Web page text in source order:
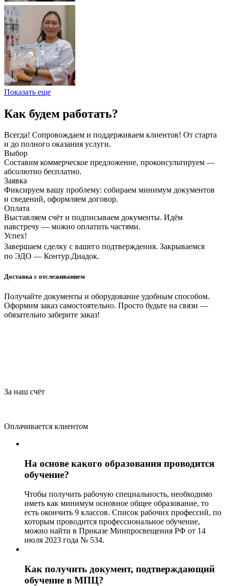
Показать еще
Как будем работать?
Всегда! Сопровождаем и поддерживаем клиентов! От старта
и до полного оказания услуги.
Выбор
Составим коммерческое предложение, проконсультируем —
абсолютно бесплатно.
Заявка
Фиксируем вашу проблему: собираем минимум документов
и сведений, оформляем договор.
Оплата
Выставляем счёт и подписываем документы. Идём
навстречу — можно оплатить частями.
Успех!
Завершаем сделку с вашего подтверждения. Закрываемся
по ЭДО — Контур.Диадок.
Доставка с отслеживанием
Получайте документы и оборудование удобным способом.
Оформим заказ самостоятельно. Просто будьте на связи —
обязательно заберите заказ!
За наш счёт
Оплачивается клиентом
На основе какого образования проводится
обучение?
Чтобы получить рабочую специальность, необходимо
иметь как минимум основное общее образование, то
есть окончить 9 классов. Список рабочих профессий, по
которым проводится профессиональное обучение,
можно найти в Приказе Минпросвещения РФ от 14
июля 2023 года № 534.
Как получить документ, подтверждающий
обучение в МПЦ?